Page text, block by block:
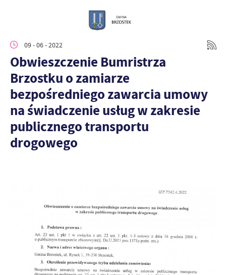
09 - 06 - 2022
Obwieszczenie Bumristrza
Brzostku o zamiarze
bezpośredniego zawarcia umowy
na świadczenie usług w zakresie
publicznego transportu
drogowego